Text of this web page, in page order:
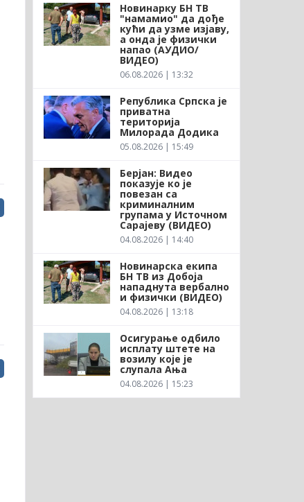
Новинарку БН ТВ
"намамио" да дође
кући да узме изјаву,
а онда је физички
напао (АУДИО/
ВИДЕО)
06.08.2026 | 13:32
Република Српска је
приватна
територија
Милорада Додика
05.08.2026 | 15:49
Берјан: Видео
показује ко је
повезан са
криминалним
групама у Источном
Сарајеву (ВИДЕО)
04.08.2026 | 14:40
Новинарска екипа
БН ТВ из Добоја
нападнута вербално
и физички (ВИДЕО)
04.08.2026 | 13:18
Осигурање одбило
исплату штете на
возилу које је
слупала Ања
04.08.2026 | 15:23